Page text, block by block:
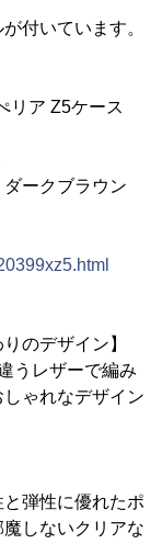
付いています。
リア Z5ケース
ークブラウン
のデザイン】
うレザーで編み
ゃれなデザイン
弾性に優れたポ
しないクリアな